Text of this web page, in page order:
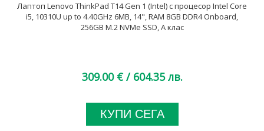
Лаптоп Lenovo ThinkPad T14 Gen 1 (Intel) с процесор Intel Core
i5, 10310U up to 4.40GHz 6MB, 14", RAM 8GB DDR4 Onboard,
256GB M.2 NVMe SSD, A клас
309.00 € / 604.35 лв.
КУПИ СЕГА